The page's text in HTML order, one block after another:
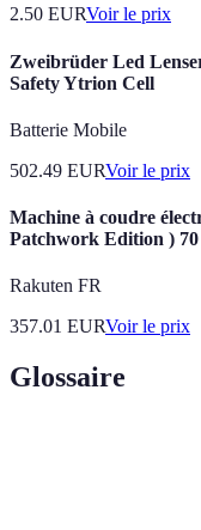
2.50 EURVoir le prix
Zweibrüder Led
Safety Ytrion Cell
Batterie Mobile
502.49 EURVoir le prix
Machine à coudre
Patchwork Edition )
Rakuten FR
357.01 EURVoir le prix
Glossaire